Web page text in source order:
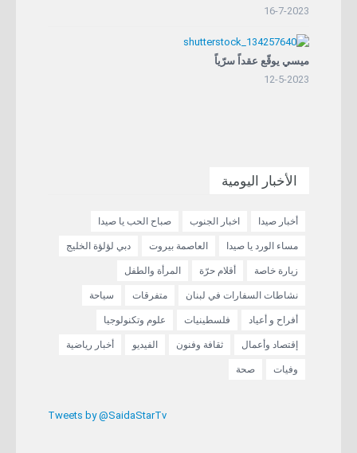
16-7-2023
ميسي يوقّع عقداً سرّياً
12-5-2023
الأخبار اليومية
أخبار صيدا اخبار الجنوب صباح الحب يا صيدا
مساء الورد يا صيدا العاصمة بيروت دبي لؤلؤة الخليج
زيارة خاصة أقلام حرّة المرأة والطفل
نشاطات السفارات في لبنان متفرقات سياحة
أفراح و أعياد فلسطينيات علوم وتكنولوجيا
إقتصاد وأعمال ثقافة وفنون الفيديو أخبار رياضية
وفيات صحة
Tweets by @SaidaStarTv